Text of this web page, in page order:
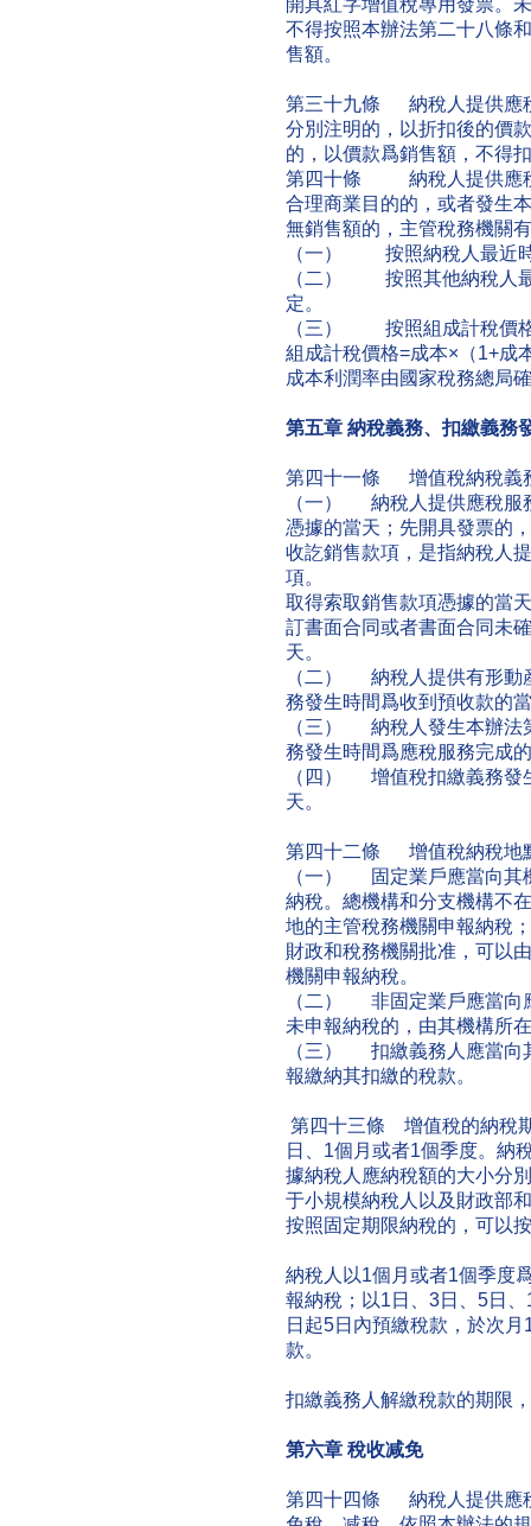
不得按照本辦法第二十八條
售額。
第三十九條 納稅人提供應
分別注明的，以折扣後的價
的，以價款爲銷售額，不得
第四十條 納稅人提供應稅
合理商業目的的，或者發生
無銷售額的，主管稅務機關
（一） 按照納稅人最近時
（二） 按照其他納稅人最
定。
（三） 按照組成計稅價格
組成計稅價格=成本×（1+成
成本利潤率由國家稅務總局
第五章 納稅義務、扣繳義務
第四十一條 增值稅納稅義
（一） 納稅人提供應稅服
憑據的當天；先開具發票的
收訖銷售款項，是指納稅人
項。
取得索取銷售款項憑據的當
訂書面合同或者書面合同未
天。
（二） 納稅人提供有形動
務發生時間爲收到預收款的
（三） 納稅人發生本辦法
務發生時間爲應稅服務完成
（四） 增值稅扣繳義務發
天。
第四十二條 增值稅納稅地
（一） 固定業戶應當向其
納稅。總機構和分支機構不
地的主管稅務機關申報納稅
財政和稅務機關批准，可以
機關申報納稅。
（二） 非固定業戶應當向
未申報納稅的，由其機構所
（三） 扣繳義務人應當向
報繳納其扣繳的稅款。
第四十三條 增值稅的納稅
日、1個月或者1個季度。納
據納稅人應納稅額的大小分
于小規模納稅人以及財政部
按照固定期限納稅的，可以
納稅人以1個月或者1個季度
報納稅；以1日、3日、5日
日起5日內預繳稅款，於次
款。
扣繳義務人解繳稅款的期限
第六章 稅收减免
第四十四條 納稅人提供應